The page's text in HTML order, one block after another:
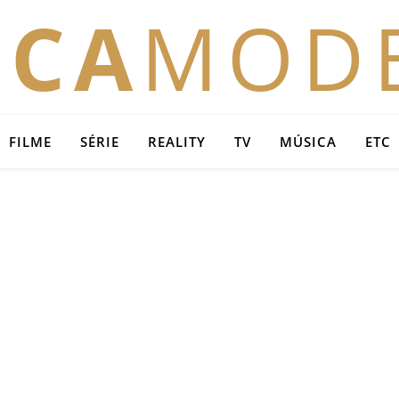
FILME SÉRIE REALITY TV MÚSICA ETC